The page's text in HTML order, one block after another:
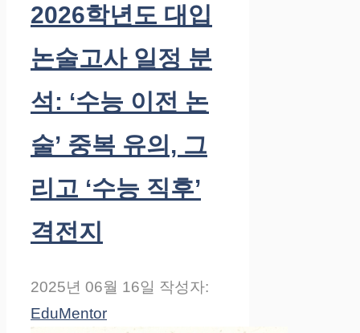
2026학년도 대입
논술고사 일정 분
석: ‘수능 이전 논
술’ 중복 유의, 그
리고 ‘수능 직후’
격전지
2025년 06월 16일 작성자:
EduMentor